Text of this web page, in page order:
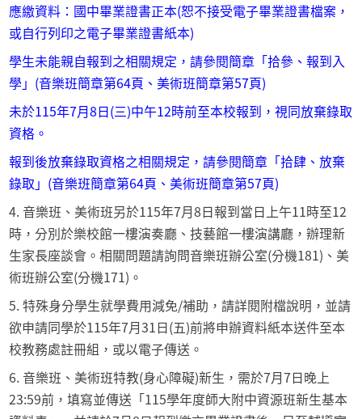
應繳資料：國中畢業證書正本(恕不接受電子畢業證書檔案，
或自行列印之電子畢業證書紙本)
學生未能親自報到之相關規定，請參閱簡章「拾參、報到入
學」(音樂班簡章第64頁、美術班簡章第57頁)
未於115年7月8日(三)中午12時前至本校報到，視同放棄錄取
資格。
報到後放棄錄取資格之相關規定，請參閱簡章「拾肆、放棄
錄取」(音樂班簡章第64頁、美術班簡章第57頁)
4. 音樂班、美術班另於115年7月8日報到當日上午11時至12
時，分別於樂校館一樓演奏廳、技藝館一樓演講廳，辦理新
生家長座談會。相關問題請詢問音樂班辦公室(分機181)、美
術班辦公室(分機171)。
5. 特殊身分學生就學費用減免/補助，請詳閱附檔說明，並請
欲申請同學於115年7月31日(五)前將申辦資料紙本送件至本
校教務處註冊組，或以電子傳送。
6. 音樂班、美術班特教(身心障礙)新生，需於7月7日晚上
23:59前，填寫並傳送「115學年度師大附中資源班新生基本